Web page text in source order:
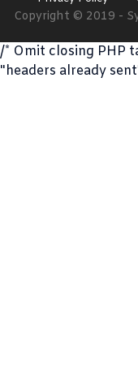
Copyright © 2019 -
/* Omit closing PHP
"headers already